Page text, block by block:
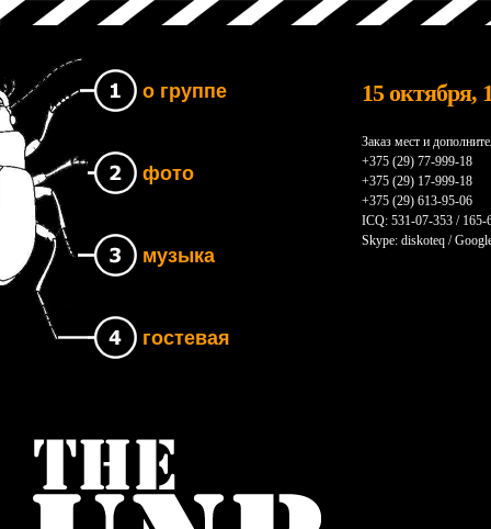
о группе
фото
музыка
гостевая
Группа The UNB
15 октября,
Заказ мест и
+375 (29) 77-999-18
+375 (29) 17-999-18
+375 (29) 613-95-06
ICQ: 531-07-353 / 165-
Skype: diskoteq /